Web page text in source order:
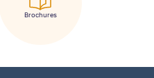
Brochures